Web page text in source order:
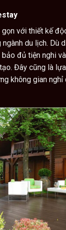
gọn với thiết kế
du lịch. Dù
đủ tiện nghi
Đây cũng là
không gian